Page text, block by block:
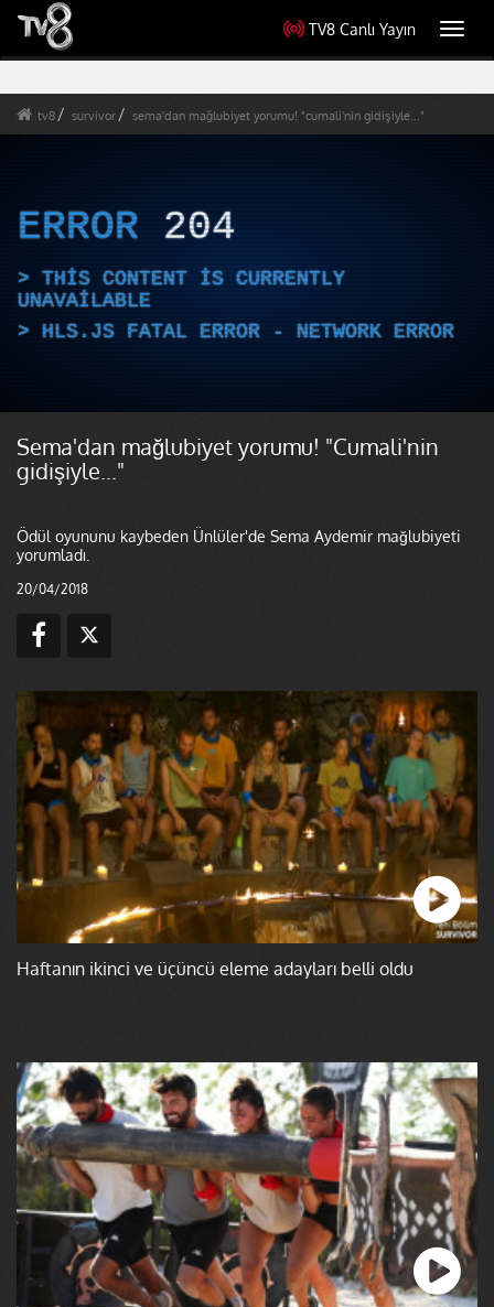
TV8 Canlı Yayın
tv8 survivor sema'dan mağlubiyet yorumu! "cumali'nin gidişiyle..."
ERROR 204
THIS CONTENT IS CURRENTLY
UNAVAILABLE
HLS.JS FATAL ERROR - NETWORK ERROR
Sema'dan mağlubiyet yorumu! "Cumali'nin
gidişiyle..."
Ödül oyununu kaybeden Ünlüler'de Sema Aydemir mağlubiyeti
yorumladı.
20/04/2018
Haftanın ikinci ve üçüncü eleme adayları belli oldu